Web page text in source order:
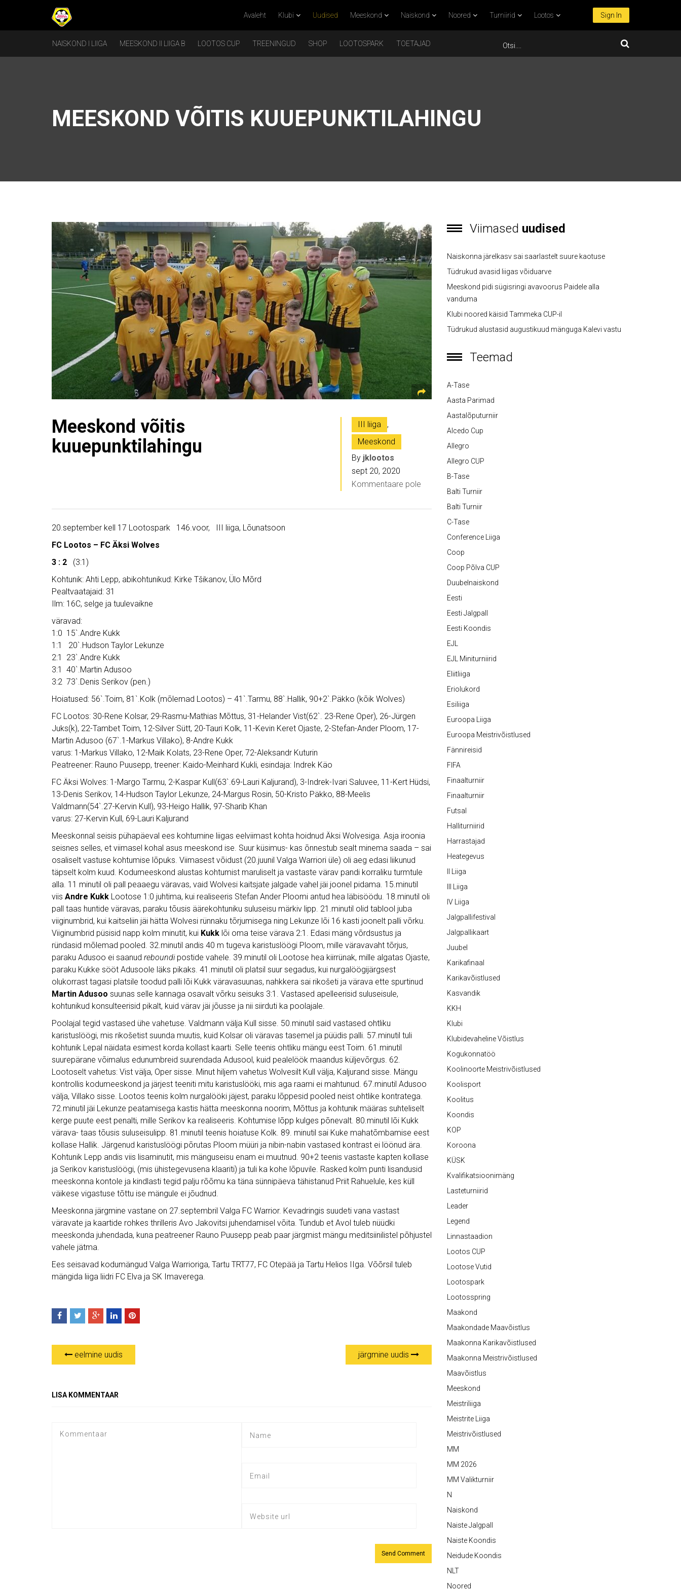
Avaleht Klubi Uudised Meeskond Naiskond Noored Turniirid Lootos Sign In
NAISKOND I LIIGA MEESKOND II LIIGA B LOOTOS CUP TREENINGUD SHOP LOOTOSPARK TOETAJAD
MEESKOND VÕITIS KUUEPUNKTILAHINGU
Meeskond võitis
kuuepunktilahingu
III liiga
,
Meeskond
By jklootos
sept 20, 2020
Kommentaare pole
20.september kell 17 Lootospark 146.voor, III liiga, Lõunatsoon
FC Lootos – FC Äksi Wolves
3 : 2
(3:1)
Kohtunik: Ahti Lepp, abikohtunikud: Kirke Tšikanov, Ülo Mõrd
Pealtvaatajaid: 31
Ilm: 16C, selge ja tuulevaikne
väravad:
1:0 15`.Andre Kukk
1:1 20`.Hudson Taylor Lekunze
2:1 23`.Andre Kukk
3:1 40`.Martin Adusoo
3:2 73`.Denis Serikov (pen.)
Hoiatused: 56`.Toim, 81`.Kolk (mõlemad Lootos) – 41`.Tarmu, 88`.Hallik, 90+2`.Päkko (kõik Wolves)
FC Lootos: 30-Rene Kolsar, 29-Rasmu-Mathias Mõttus, 31-Helander Vist(62`. 23-Rene Oper), 26-Jürgen
Juks(k), 22-Tambet Toim, 12-Silver Sütt, 20-Tauri Kolk, 11-Kevin Keret Ojaste, 2-Stefan-Ander Ploom, 17-
Martin Adusoo (67`.1-Markus Villako), 8-Andre Kukk
varus: 1-Markus Villako, 12-Maik Kolats, 23-Rene Oper, 72-Aleksandr Kuturin
Peatreener: Rauno Puusepp, treener: Kaido-Meinhard Kukli, esindaja: Indrek Käo
FC Äksi Wolves: 1-Margo Tarmu, 2-Kaspar Kull(63`.69-Lauri Kaljurand), 3-Indrek-Ivari Saluvee, 11-Kert Hüdsi,
13-Denis Serikov, 14-Hudson Taylor Lekunze, 24-Margus Rosin, 50-Kristo Päkko, 88-Meelis
Valdmann(54`.27-Kervin Kull), 93-Heigo Hallik, 97-Sharib Khan
varus: 27-Kervin Kull, 69-Lauri Kaljurand
Meeskonnal seisis pühapäeval ees kohtumine liigas eelviimast kohta hoidnud Äksi Wolvesiga. Asja iroonia
seisnes selles, et viimasel kohal asus meeskond ise. Suur küsimus- kas õnnestub sealt minema saada – sai
osaliselt vastuse kohtumise lõpuks. Viimasest võidust (20.juunil Valga Warriori üle) oli aeg edasi liikunud
täpselt kolm kuud. Kodumeeskond alustas kohtumist maruliselt ja vastaste värav pandi korraliku turmtule
alla. 11 minutil oli pall peaaegu väravas, vaid Wolvesi kaitsjate jalgade vahel jäi joonel pidama. 15.minutil
viis Andre Kukk Lootose 1:0 juhtima, kui realiseeris Stefan Ander Ploomi antud hea läbisöödu. 18.minutil oli
pall taas huntide väravas, paraku tõusis äärekohtuniku suluseisu märkiv lipp. 21.minutil olid tablool juba
viiginumbrid, kui kaitseliin jäi hätta Wolvesi rünnaku tõrjumisega ning Lekunze lõi 16 kasti joonelt palli võrku.
Viiginumbrid püsisid napp kolm minutit, kui Kukk lõi oma teise värava 2:1. Edasi mäng võrdsustus ja
ründasid mõlemad pooled. 32.minutil andis 40 m tugeva karistuslöögi Ploom, mille väravavaht tõrjus,
paraku Adusoo ei saanud reboundipostide vahele. 39.minutil oli Lootose hea kiirrünak, mille algatas Ojaste,
paraku Kukke sööt Adusoole läks pikaks. 41.minutil oli platsil suur segadus, kui nurgalöögijärgsest
olukorrast tagasi platsile toodud palli lõi Kukk väravasuunas, nahkkera sai rikošeti ja värava ette spurtinud
Martin Adusoo suunas selle kannaga osavalt võrku seisuks 3:1. Vastased apelleerisid suluseisule,
kohtunikud konsulteerisid pikalt, kuid värav jäi jõusse ja nii siirduti ka poolajale.
Poolajal tegid vastased ühe vahetuse. Valdmann välja Kull sisse. 50.minutil said vastased ohtliku
karistuslöögi, mis rikošetist suunda muutis, kuid Kolsar oli väravas tasemel ja püüdis palli. 57.minutil tuli
kohtunik Lepal näidata esimest korda kollast kaarti. Selle teenis ohtliku mängu eest Toim. 61.minutil
suurepärane võimalus edunumbreid suurendada Adusool, kuid pealelöök maandus küljevõrgus. 62.
Lootoselt vahetus: Vist välja, Oper sisse. Minut hiljem vahetus Wolvesilt Kull välja, Kaljurand sisse. Mängu
kontrollis kodumeeskond ja järjest teeniti mitu karistuslööki, mis aga raami ei mahtunud. 67.minutil Adusoo
välja, Villako sisse. Lootos teenis kolm nurgalööki jäjest, paraku lõppesid pooled neist ohtlike kontratega.
72.minutil jäi Lekunze peatamisega kastis hätta meeskonna noorim, Mõttus ja kohtunik määras suhteliselt
kerge puute eest penalti, mille Serikov ka realiseeris. Kohtumise lõpp kulges põnevalt. 80.minutil lõi Kukk
värava- taas tõusis suluseisulipp. 81.minutil teenis hoiatuse Kolk. 89. minutil sai Kuke mahatõmbamise eest
kollase Hallik. Järgenud karistuslöögi põrutas Ploom müüri ja nibin-nabin vastased kontrast ei löönud ära.
Kohtunik Lepp andis viis lisaminutit, mis mänguseisu enam ei muutnud. 90+2 teenis vastaste kapten kollase
ja Serikov karistuslöögi, (mis ühistegevusena klaariti) ja tuli ka kohe lõpuvile. Rasked kolm punti lisandusid
meeskonna kontole ja kindlasti tegid palju rõõmu ka täna sünnipäeva tähistanud Priit Rahuelule, kes küll
väikese vigastuse tõttu ise mängule ei jõudnud.
Meeskonna järgmine vastane on 27.septembril Valga FC Warrior. Kevadringis suudeti vana vastast
väravate ja kaartide rohkes thrilleris Avo Jakovitsi juhendamisel võita. Tundub et Avol tuleb nüüdki
meeskonda juhendada, kuna peatreener Rauno Puusepp peab paar järgmist mängu meditsiinilistel põhjustel
vahele jätma.
Ees seisavad kodumängud Valga Warrioriga, Tartu TRT77, FC Otepää ja Tartu Helios IIga. Võõrsil tuleb
mängida liiga liidri FC Elva ja SK Imaverega.
eelmine uudis järgmine uudis
LISA KOMMENTAAR
Viimased uudised
Naiskonna järelkasv sai saarlastelt suure kaotuse
Tüdrukud avasid liigas võiduarve
Meeskond pidi sügisringi avavoorus Paidele alla
vanduma
Klubi noored käisid Tammeka CUP-il
Tüdrukud alustasid augustikuud mänguga Kalevi vastu
Teemad
A-Tase
Aasta Parimad
Aastalõputurniir
Alcedo Cup
Allegro
Allegro CUP
B-Tase
Balti Turniir
Balti Turniir
C-Tase
Conference Liiga
Coop
Coop Põlva CUP
Duubelnaiskond
Eesti
Eesti Jalgpall
Eesti Koondis
EJL
EJL Miniturniirid
Eliitliiga
Eriolukord
Esiliiga
Euroopa Liiga
Euroopa Meistrivõistlused
Fännireisid
FIFA
Finaalturniir
Finaalturniir
Futsal
Halliturniirid
Harrastajad
Heategevus
II Liiga
III Liiga
IV Liiga
Jalgpallifestival
Jalgpallikaart
Juubel
Karikafinaal
Karikavõistlused
Kasvandik
KKH
Klubi
Klubidevaheline Võistlus
Kogukonnatöö
Koolinoorte Meistrivõistlused
Koolisport
Koolitus
Koondis
KOP
Koroona
KÜSK
Kvalifikatsioonimäng
Lasteturniirid
Leader
Legend
Linnastaadion
Lootos CUP
Lootose Vutid
Lootospark
Lootosspring
Maakond
Maakondade Maavõistlus
Maakonna Karikavõistlused
Maakonna Meistrivõistlused
Maavõistlus
Meeskond
Meistriliiga
Meistrite Liiga
Meistrivõistlused
MM
MM 2026
MM Valikturniir
N
Naiskond
Naiste Jalgpall
Naiste Koondis
Neidude Koondis
NLT
Noored